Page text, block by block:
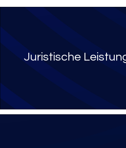
Juristische